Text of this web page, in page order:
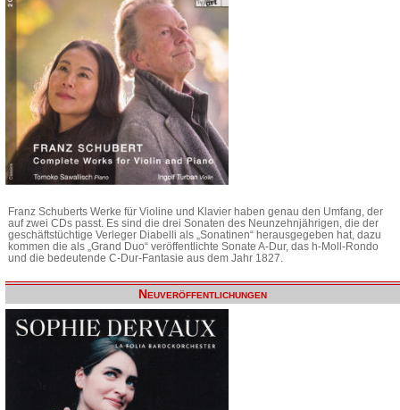
Franz Schuberts Werke für Violine und Klavier haben genau den Umfang, der
auf zwei CDs passt. Es sind die drei Sonaten des Neunzehnjährigen, die der
geschäftstüchtige Verleger Diabelli als „Sonatinen“ herausgegeben hat, dazu
kommen die als „Grand Duo“ veröffentlichte Sonate A-Dur, das h-Moll-Rondo
und die bedeutende C-Dur-Fantasie aus dem Jahr 1827.
Neuveröffentlichungen